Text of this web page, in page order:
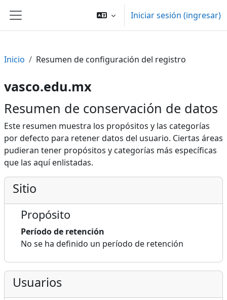
Pánel lateral
Iniciar sesión (ingresar)
Inicio Resumen de configuración del registro
vasco.edu.mx
Resumen de conservación de datos
Este resumen muestra los propósitos y las categorías
por defecto para retener datos del usuario. Ciertas áreas
pudieran tener propósitos y categorías más específicas
que las aquí enlistadas.
Sitio
Propósito
Período de retención
No se ha definido un período de retención
Usuarios